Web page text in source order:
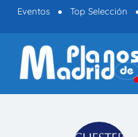
Eventos Top Selección